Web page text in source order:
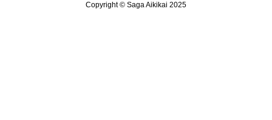
Copyright © Saga Aikikai 2025